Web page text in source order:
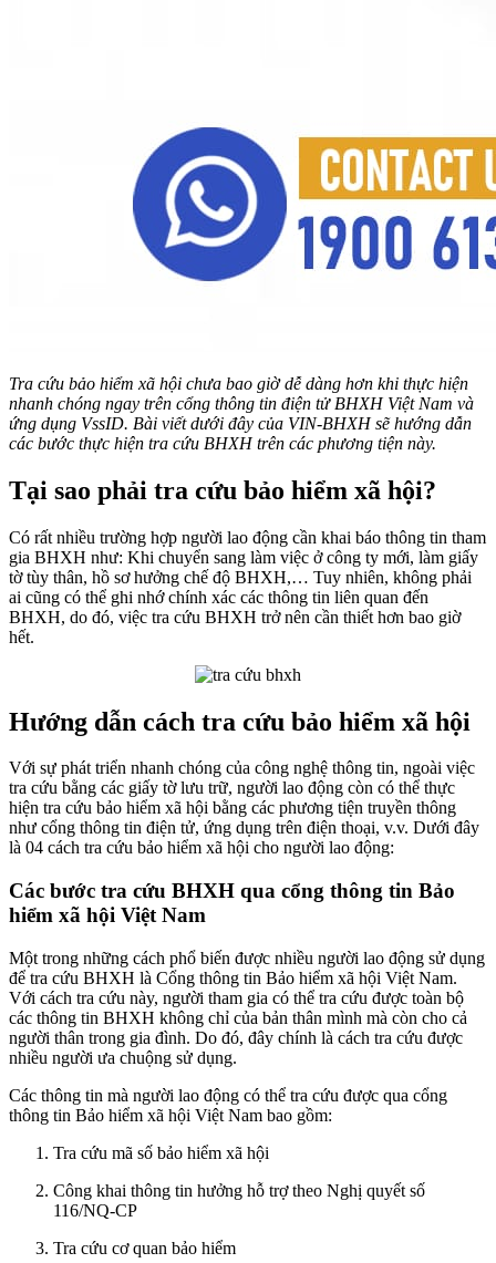
Tra cứu bảo hiểm xã hội chưa bao giờ dễ dàng hơn khi thực hiện
nhanh chóng ngay trên cổng thông tin điện tử BHXH Việt Nam và
ứng dụng VssID. Bài viết dưới đây của VIN-BHXH sẽ hướng dẫn
các bước thực hiện tra cứu BHXH trên các phương tiện này.
Tại sao phải tra cứu bảo hiểm xã hội?
Có rất nhiều trường hợp người lao động cần khai báo thông tin tham
gia BHXH như: Khi chuyển sang làm việc ở công ty mới, làm giấy
tờ tùy thân, hồ sơ hưởng chế độ BHXH,… Tuy nhiên, không phải
ai cũng có thể ghi nhớ chính xác các thông tin liên quan đến
BHXH, do đó, việc tra cứu BHXH trở nên cần thiết hơn bao giờ
hết.
Hướng dẫn cách tra cứu bảo hiểm xã hội
Với sự phát triển nhanh chóng của công nghệ thông tin, ngoài việc
tra cứu bằng các giấy tờ lưu trữ, người lao động còn có thể thực
hiện tra cứu bảo hiểm xã hội bằng các phương tiện truyền thông
như cổng thông tin điện tử, ứng dụng trên điện thoại, v.v. Dưới đây
là 04 cách tra cứu bảo hiểm xã hội cho người lao động:
Các bước tra cứu BHXH qua cổng thông tin Bảo
hiểm xã hội Việt Nam
Một trong những cách phổ biến được nhiều người lao động sử dụng
để tra cứu BHXH là Cổng thông tin Bảo hiểm xã hội Việt Nam.
Với cách tra cứu này, người tham gia có thể tra cứu được toàn bộ
các thông tin BHXH không chỉ của bản thân mình mà còn cho cả
người thân trong gia đình. Do đó, đây chính là cách tra cứu được
nhiều người ưa chuộng sử dụng.
Các thông tin mà người lao động có thể tra cứu được qua cổng
thông tin Bảo hiểm xã hội Việt Nam bao gồm:
Tra cứu mã số bảo hiểm xã hội
Công khai thông tin hưởng hỗ trợ theo Nghị quyết số
116/NQ-CP
Tra cứu cơ quan bảo hiểm